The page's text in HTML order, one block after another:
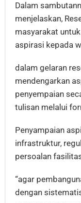
Dalam
menjelaskan,
masyarakat
aspirasi kepada
dalam gelaran
mendengarkan
penyempaian
tulisan melalui
Penyampaian
infrastruktur,
persoalan
“agar
dengan